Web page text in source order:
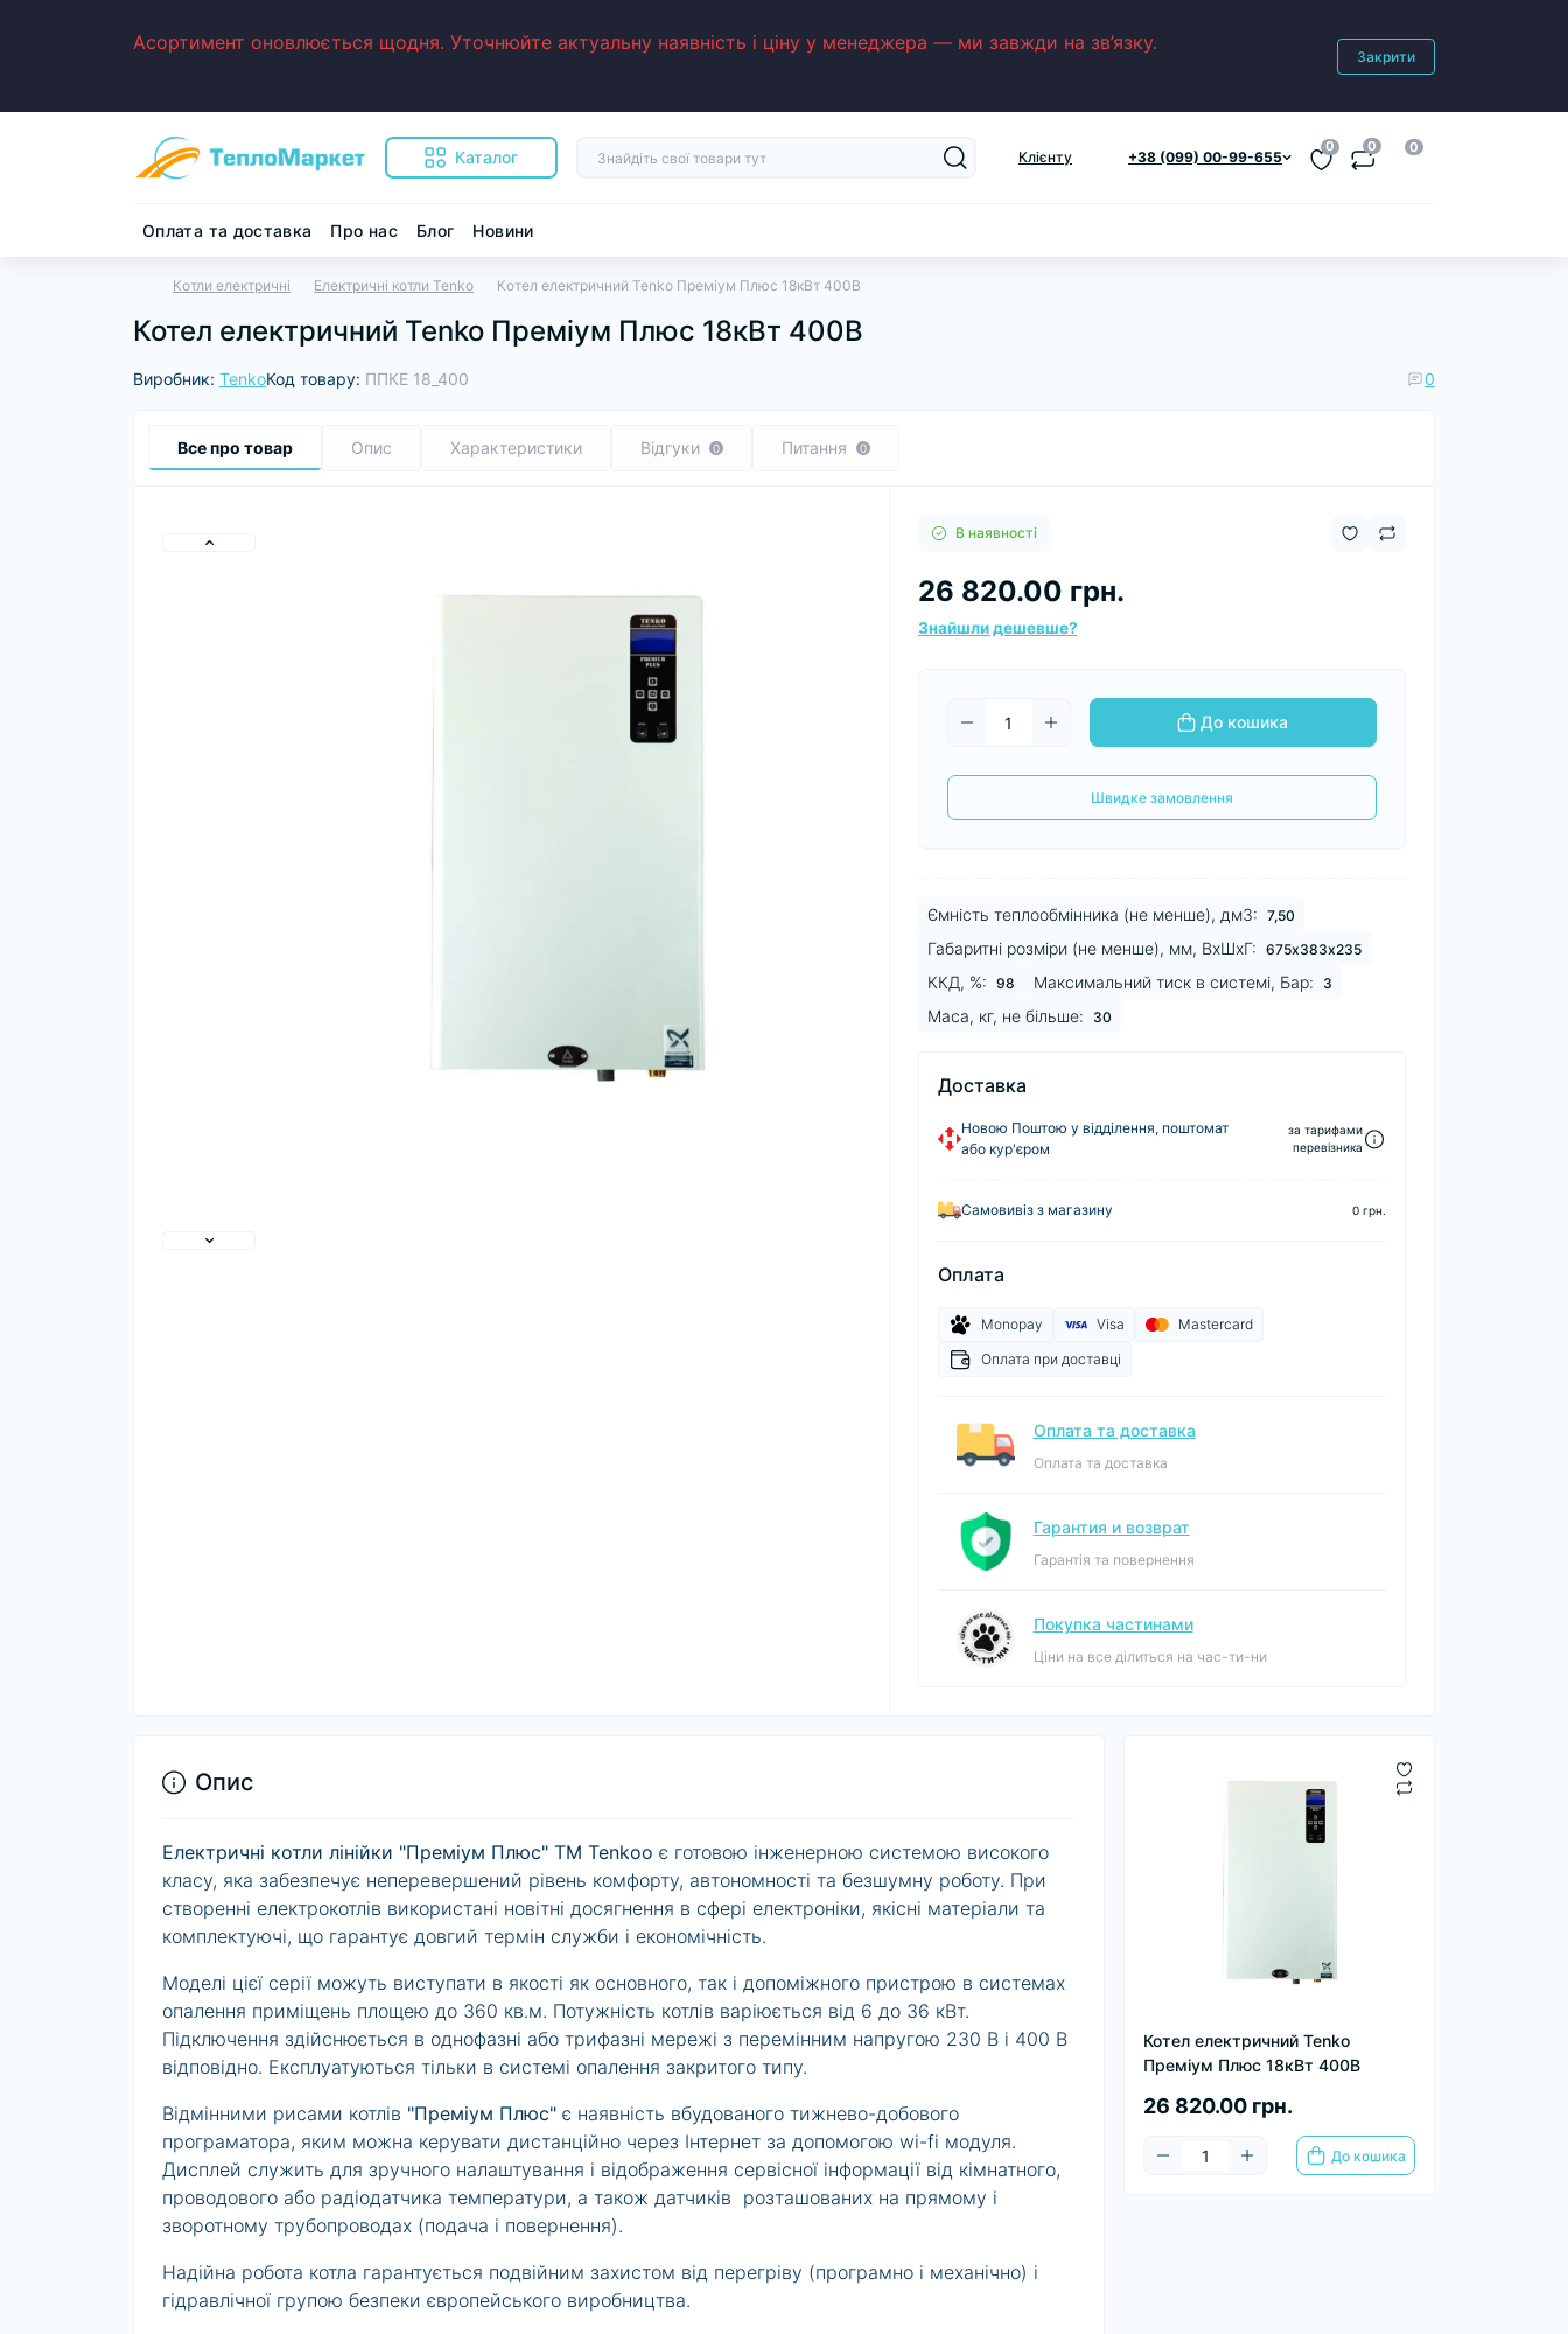
Асортимент оновлюється щодня. Уточнюйте актуальну наявність і ціну у менеджера — ми завжди на зв’язку.
Закрити
Каталог Клієнту +38 (099) 00-99-655
0 0 0
Оплата та доставка Про нас Блог Новини
Котли електричні Електричні котли Tenko Котел електричний Tenko Преміум Плюс 18кВт 400В
Котел електричний Tenko Преміум Плюс 18кВт 400В
Виробник: TenkoКод товару: ППКЕ 18_400 0
Все про товар Опис Характеристики Відгуки 0 Питання 0
В наявності
26 820.00 грн.
Знайшли дешевше?
До кошика
Швидке замовлення
Ємність теплообмінника (не менше), дм3: 7,50
Габаритні розміри (не менше), мм, ВхШхГ: 675х383х235
ККД, %: 98 Максимальний тиск в системі, Бар: 3
Маса, кг, не більше: 30
Доставка
Новою Поштою у відділення, поштомат
або кур'єром
за тарифами
перевізника
Самовивіз з магазину 0 грн.
Оплата
Monopay Visa
Mastercard
Оплата при доставці
Оплата та доставка
Оплата та доставка
Гарантия и возврат
Гарантія та повернення
Покупка частинами
Ціни на все ділиться на час-ти-ни
Котел електричний Tenko
Преміум Плюс 18кВт 400В
26 820.00 грн.
До кошика
Опис
Електричні котли лінійки "Преміум Плюс" ТМ Tenkoo є готовою інженерною системою високого
класу, яка забезпечує неперевершений рівень комфорту, автономності та безшумну роботу. При
створенні електрокотлів використані новітні досягнення в сфері електроніки, якісні матеріали та
комплектуючі, що гарантує довгий термін служби і економічність.
Моделі цієї серії можуть виступати в якості як основного, так і допоміжного пристрою в системах
опалення приміщень площею до 360 кв.м. Потужність котлів варіюється від 6 до 36 кВт.
Підключення здійснюється в однофазні або трифазні мережі з перемінним напругою 230 В і 400 В
відповідно. Експлуатуються тільки в системі опалення закритого типу.
Відмінними рисами котлів "Преміум Плюс" є наявність вбудованого тижнево-добового
програматора, яким можна керувати дистанційно через Інтернет за допомогою wi-fi модуля.
Дисплей служить для зручного налаштування і відображення сервісної інформації від кімнатного,
проводового або радіодатчика температури, а також датчиків розташованих на прямому і
зворотному трубопроводах (подача і повернення).
Надійна робота котла гарантується подвійним захистом від перегріву (програмно і механічно) і
гідравлічної групою безпеки європейського виробництва.